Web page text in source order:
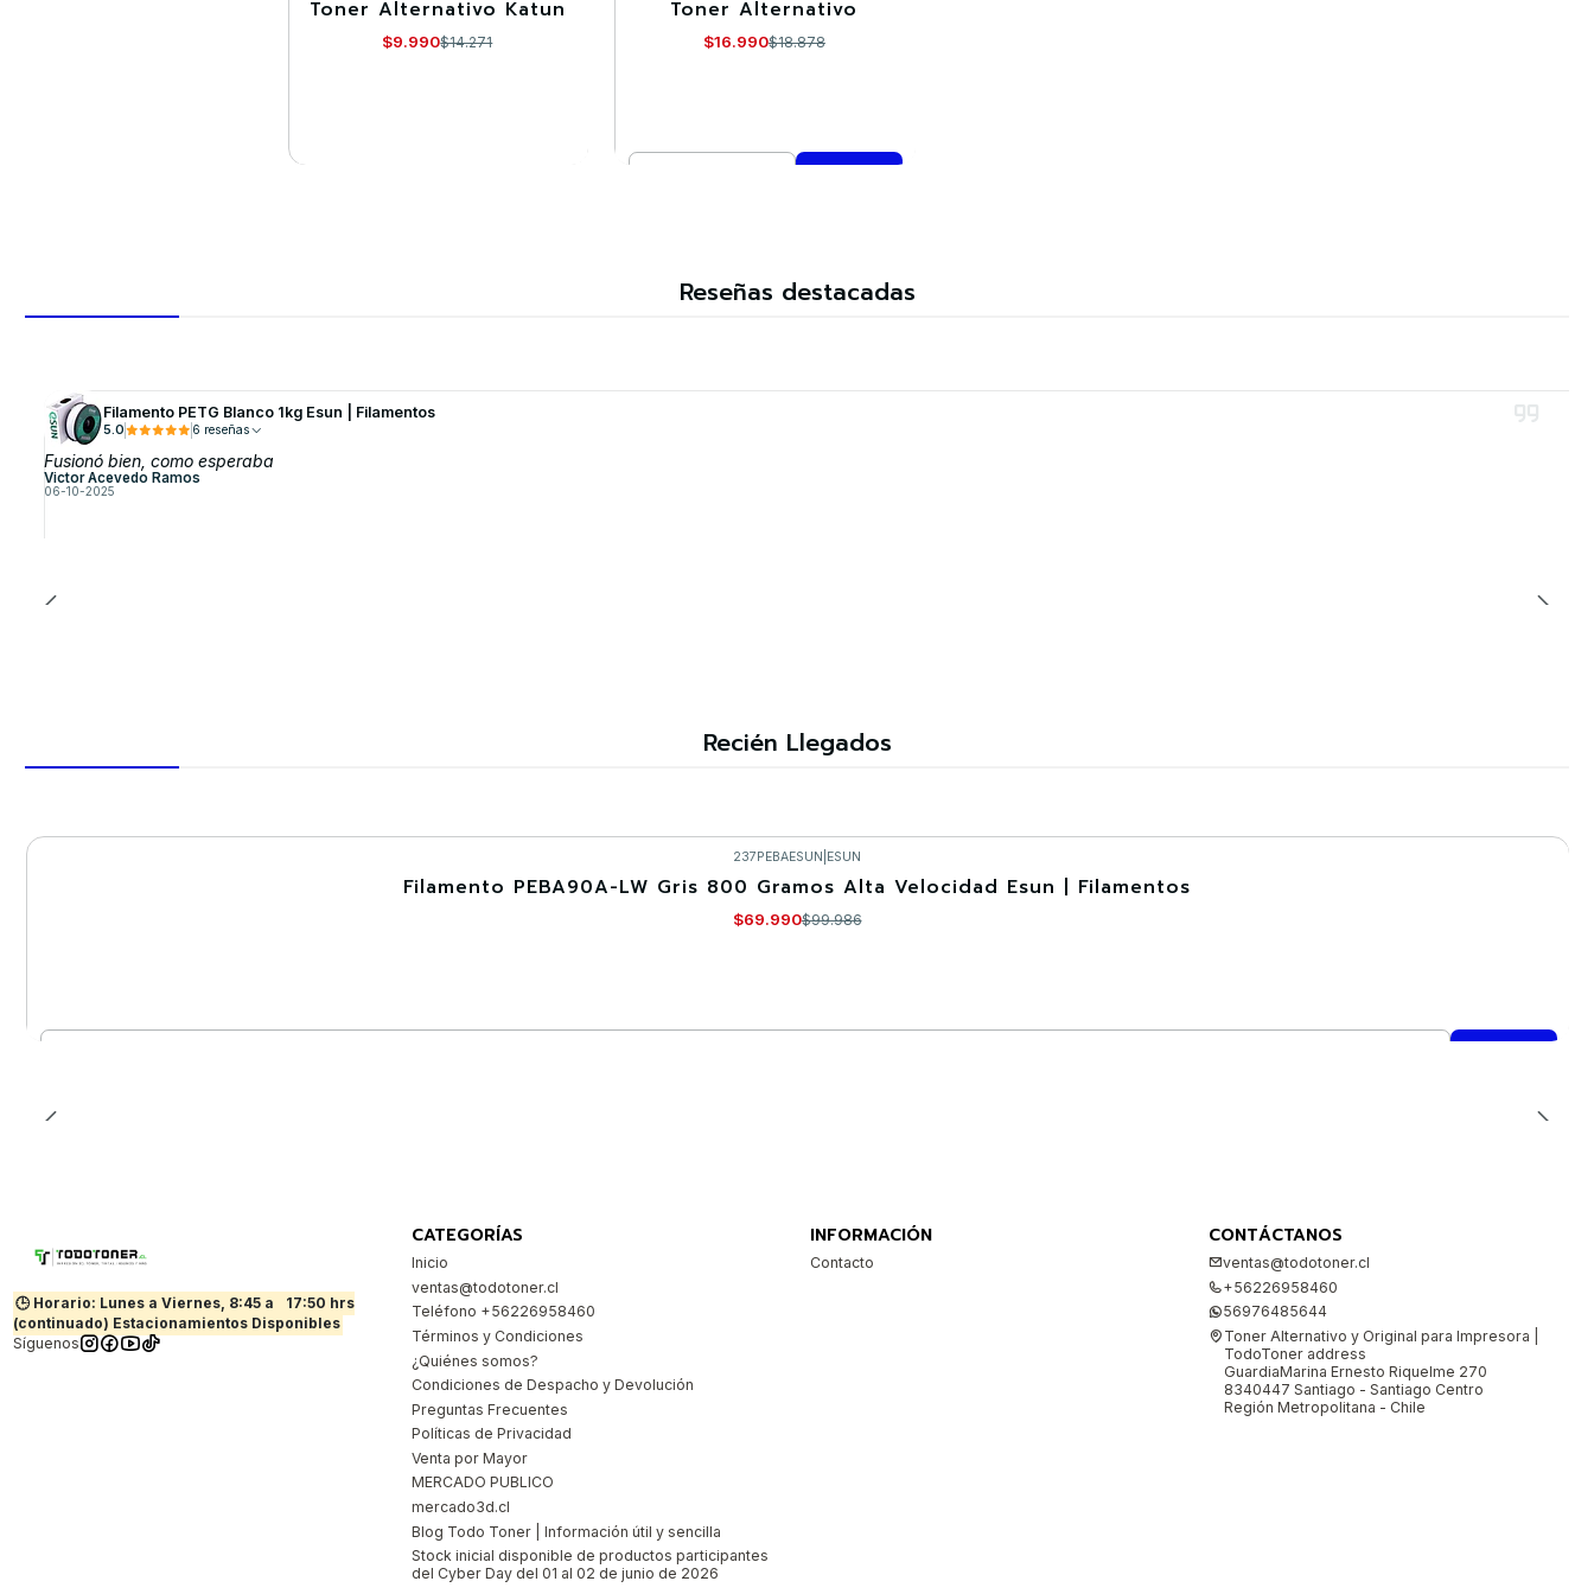
Toner Alternativo Katun
$9.990$14.271
Toner Alternativo
$16.990$18.878
Reseñas destacadas
Filamento PETG Blanco 1kg Esun | Filamentos
5.0 6 reseñas
Fusionó bien, como esperaba
Victor Acevedo Ramos
06-10-2025
Recién Llegados
237PEBAESUN ESUN
Filamento PEBA90A-LW Gris 800 Gramos Alta Velocidad Esun | Filamentos
$69.990$99.986
🕒 Horario: Lunes a Viernes, 8:45 a
17:50 hrs
(continuado) Estacionamientos Disponibles
Síguenos
CATEGORÍAS
Inicio
ventas@todotoner.cl
Teléfono +56226958460
Términos y Condiciones
¿Quiénes somos?
Condiciones de Despacho y Devolución
Preguntas Frecuentes
Políticas de Privacidad
Venta por Mayor
MERCADO PUBLICO
mercado3d.cl
Blog Todo Toner | Información útil y sencilla
Stock inicial disponible de productos participantes
del Cyber Day del 01 al 02 de junio de 2026
INFORMACIÓN
Contacto
CONTÁCTANOS
ventas@todotoner.cl
+56226958460
56976485644
Toner Alternativo y Original para Impresora |
TodoToner address
GuardiaMarina Ernesto Riquelme 270
8340447 Santiago - Santiago Centro
Región Metropolitana - Chile